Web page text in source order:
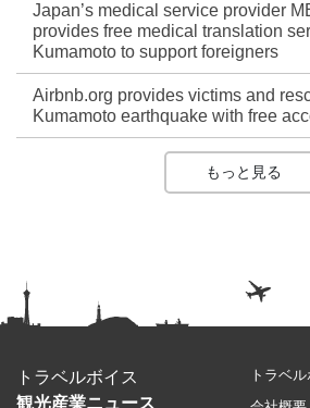
Japan’s medical service provider
provides free medical translation
Kumamoto to support foreigners
Airbnb.org provides victims and
Kumamoto earthquake with free
もっと見る
トラベルボイス
観光産業ニュース
トラベ